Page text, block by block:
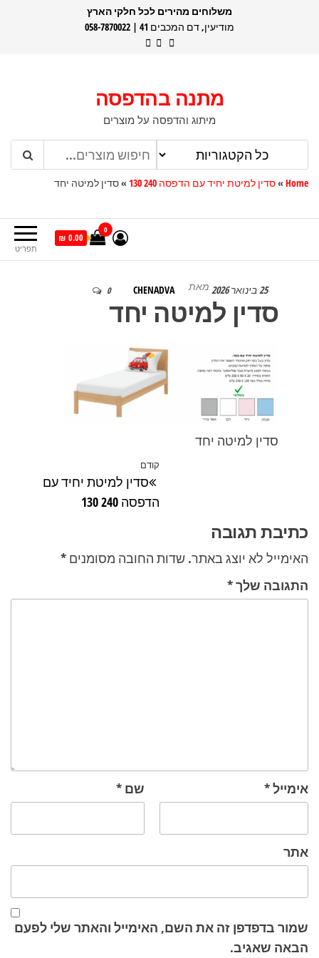
משלוחים מהירים לכל חלקי הארץ
מודיעין, דם המכבים 41 | 058-7870022
מתנה בהדפסה
מיתוג והדפסה על מוצרים
Home
»סדין למיטת יחיד עם הדפסה 240 130 »סדין למיטה יחד
תפריט
0
0.00 ₪
25 בינואר 2026 מאת CHENADVA
0
סדין למיטה יחד
סדין למיטה יחד
הפוסט
הקודם
קודם
סדין למיטת יחיד עם
הדפסה 240 130
כתיבת תגובה
האימייל לא יוצג באתר. שדות החובה מסומנים *
התגובה שלך*
שם * אימייל*
אתר
שמור בדפדפן זה את השם, האימייל והאתר שלי לפעם
הבאה שאגיב.